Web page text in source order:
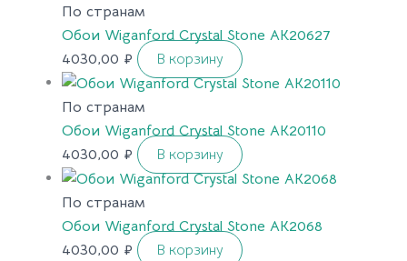
По странам
Обои Wiganford Crystal Stone AK20627
4030,00 ₽ В корзину
По странам
Обои Wiganford Crystal Stone AK20110
4030,00 ₽ В корзину
По странам
Обои Wiganford Crystal Stone AK2068
4030,00 ₽ В корзину